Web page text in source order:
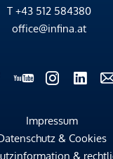
T +43 512 584380
office@infina.at
Impressum
& Cookies
&